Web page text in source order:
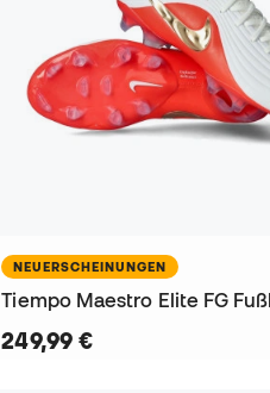
NEUERSCHEINUNGEN
Tiempo Maestro Elite FG
249,99 €